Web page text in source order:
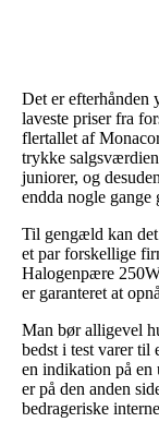
Det er efterhånden
laveste priser fra
flertallet af
trykke
juniorer, og
endda nogle
Til gengæld kan
et par forskellige
Halogenpære
er garanteret at
Man bør alligevel
bedst i test varer til
en indikation på
er på den anden
bedrageriske